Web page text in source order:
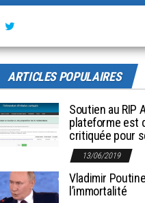
ARTICLES POPULAIRES
Soutien au RIP
plateforme est
critiquée pour
13/06/2019
Vladimir
l’immortalité